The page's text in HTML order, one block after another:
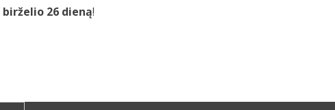
birželio 26 dieną!